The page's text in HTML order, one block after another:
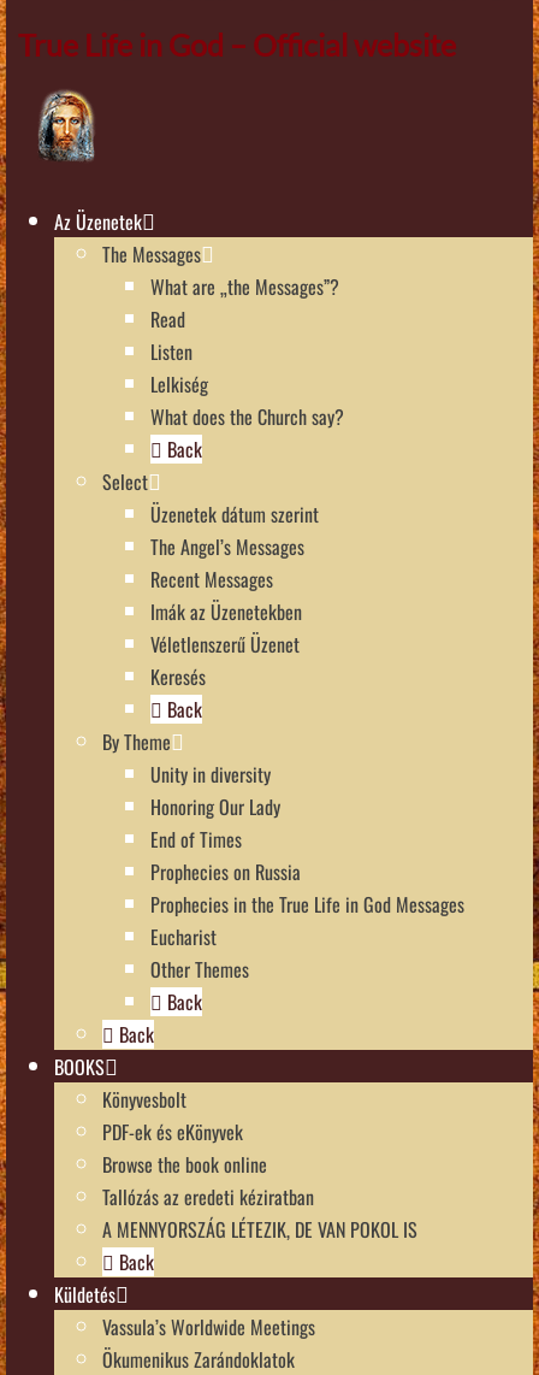
True Life in God – Official website
Az Üzenetek
The Messages
What are „the Messages”?
Read
Listen
Lelkiség
What does the Church say?
Back
Select
Üzenetek dátum szerint
The Angel’s Messages
Recent Messages
Imák az Üzenetekben
Véletlenszerű Üzenet
Keresés
Back
By Theme
Unity in diversity
Honoring Our Lady
End of Times
Prophecies on Russia
Prophecies in the True Life in God Messages
Eucharist
Other Themes
Back
Back
BOOKS
Könyvesbolt
PDF-ek és eKönyvek
Browse the book online
Tallózás az eredeti kéziratban
A MENNYORSZÁG LÉTEZIK, DE VAN POKOL IS
Back
Küldetés
Vassula’s Worldwide Meetings
Ökumenikus Zarándoklatok